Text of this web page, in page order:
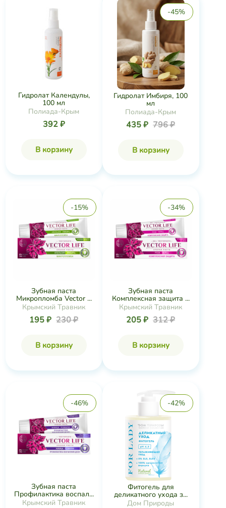
Гидролат Календулы,
100 мл
Полиада-Крым
392 ₽
В корзину
-45%
Гидролат Имбиря, 100
мл
Полиада-Крым
435 ₽ 796 ₽
В корзину
-15%
Зубная паста
Микропломба Vector ...
Крымский Травник
195 ₽ 230 ₽
В корзину
-34%
Зубная паста
Комплексная защита ...
Крымский Травник
205 ₽ 312 ₽
В корзину
-46%
Зубная паста
Профилактика воспал...
Крымский Травник
-42%
Фитогель для
деликатного ухода з...
Дом Природы